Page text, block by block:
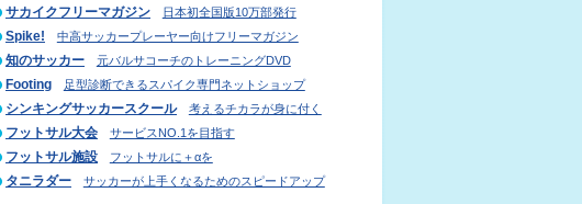
サカイクフリーマガジン 日本初全国版10万部発行
Spike! 中高サッカープレーヤー向けフリーマガジン
知のサッカー 元バルサコーチのトレーニングDVD
Footing 足型診断できるスパイク専門ネットショップ
シンキングサッカースクール 考えるチカラが身に付く
フットサル大会 サービスNO.1を目指す
フットサル施設 フットサルに＋αを
タニラダー サッカーが上手くなるためのスピードアップ